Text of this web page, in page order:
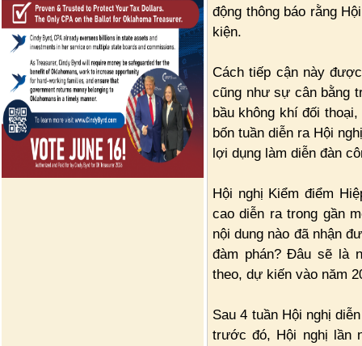
động thông báo rằng
kiện.
Cách tiếp cận này
cũng như sự cân bằng
bầu không khí đối
bốn tuần diễn ra Hội
lợi dụng làm diễn đàn
Hội nghị Kiểm điểm
cao diễn ra trong gần
nội dung nào đã nhận
đàm phán? Đâu sẽ là
theo, dự kiến vào năm
Sau 4 tuần Hội nghị
trước đó, Hội nghị lần